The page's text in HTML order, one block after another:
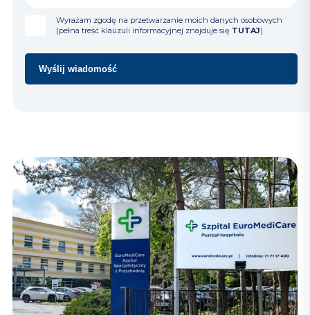
Wyrażam zgodę na przetwarzanie moich danych osobowych
(pełna treść klauzuli informacyjnej znajduje się TUTAJ)